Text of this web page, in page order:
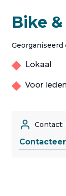
Bike
Georganiseerd
Lokaal
Voor
Contact: